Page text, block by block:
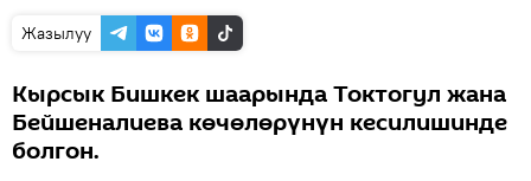
Жазылуу
Кырсык Бишкек шаарында Токтогул жана
Бейшеналиева көчөлөрүнүн кесилишинде
болгон.